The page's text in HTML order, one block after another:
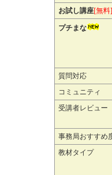
お試し講座[無料]
プチまな
質問対応
コミュニティ
受講者レビュー
事務局おすすめ
教材タイプ